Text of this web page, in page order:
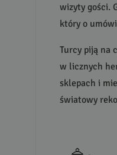
wizyty gości.
który o
Turcy piją na
w licznych
sklepach i
światowy